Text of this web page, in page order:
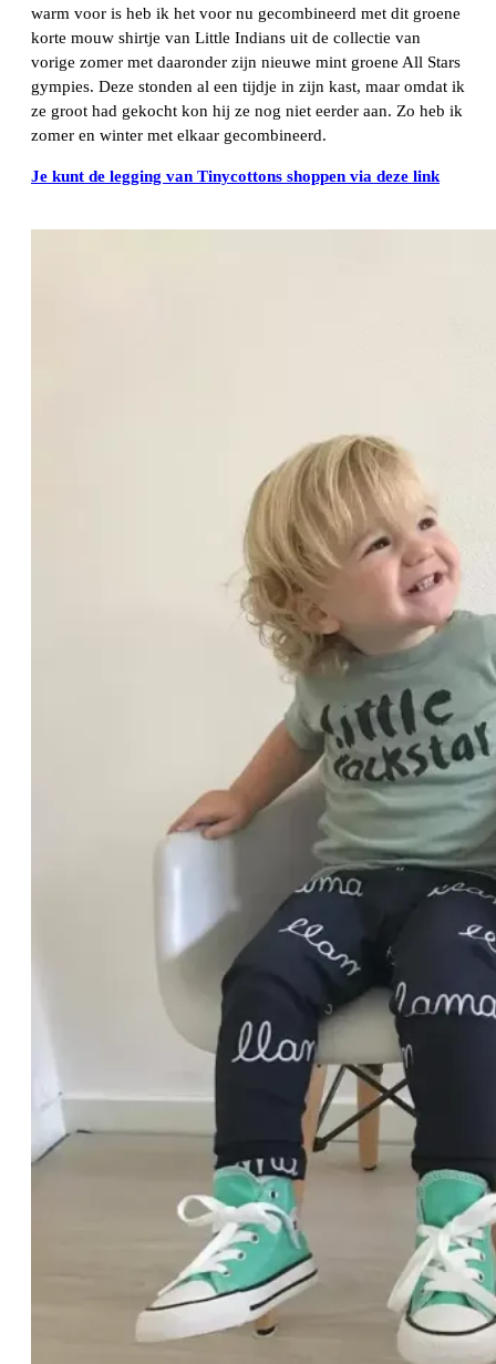
warm voor is heb ik het voor nu gecombineerd met dit groene
korte mouw shirtje van Little Indians uit de collectie van
vorige zomer met daaronder zijn nieuwe mint groene All Stars
gympies. Deze stonden al een tijdje in zijn kast, maar omdat ik
ze groot had gekocht kon hij ze nog niet eerder aan. Zo heb ik
zomer en winter met elkaar gecombineerd.
Je kunt de legging van Tinycottons shoppen via deze link